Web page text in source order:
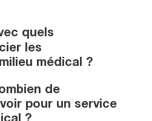
quels
les
médical ?
de
pour un service